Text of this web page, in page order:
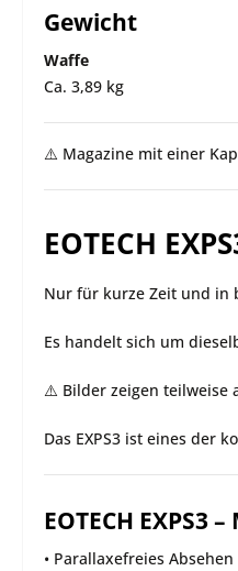
Gewicht
Waffe
Ca. 3,89 kg
⚠️ Magazine mit einer
EOTECH
Nur für kurze Zeit und in
Es handelt sich um
⚠️ Bilder zeigen teilweise
Das EXPS3 ist eines der
EOTECH EXPS3
• Parallaxefreies Absehen